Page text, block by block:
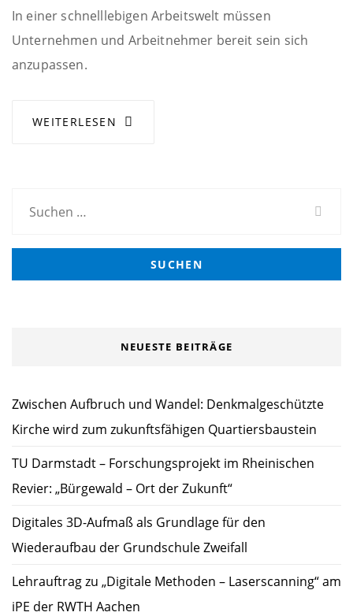
In einer schnelllebigen Arbeitswelt müssen
Unternehmen und Arbeitnehmer bereit sein sich
anzupassen.
WEITERLESEN
NEUESTE BEITRÄGE
Zwischen Aufbruch und Wandel: Denkmalgeschützte
Kirche wird zum zukunftsfähigen Quartiersbaustein
TU Darmstadt – Forschungsprojekt im Rheinischen
Revier: „Bürgewald – Ort der Zukunft“
Digitales 3D-Aufmaß als Grundlage für den
Wiederaufbau der Grundschule Zweifall
Lehrauftrag zu „Digitale Methoden – Laserscanning“ am
iPE der RWTH Aachen